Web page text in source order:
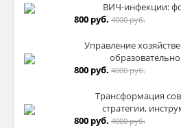
ВИЧ-инфекции:
800 руб. 4000 руб.
Управление
800 руб. 4000 руб.
Трансформация
стратегии,
800 руб. 4000 руб.